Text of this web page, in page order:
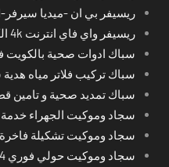
ريسيفر بي ان -ميديا سيرفر-4K-52227331
ريسيفر واي فاي انترنت 4k الكويت52227331
سباك ادوات صحية
سباك تركيب فلاتر مياه
سباك تمديد صحية و تامين
سجاد وموكيت الجهراء خدمة
سجاد وموكيت تشكيلة
سجاد وموكيت حولي فوري 24 ساعة